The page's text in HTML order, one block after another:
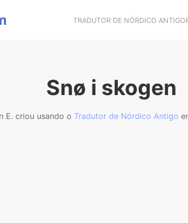
TRADUTOR DE NÓRDICO ANTIGO
Snø i skogen
E. criou usando o Tradutor de Nórdico Antigo